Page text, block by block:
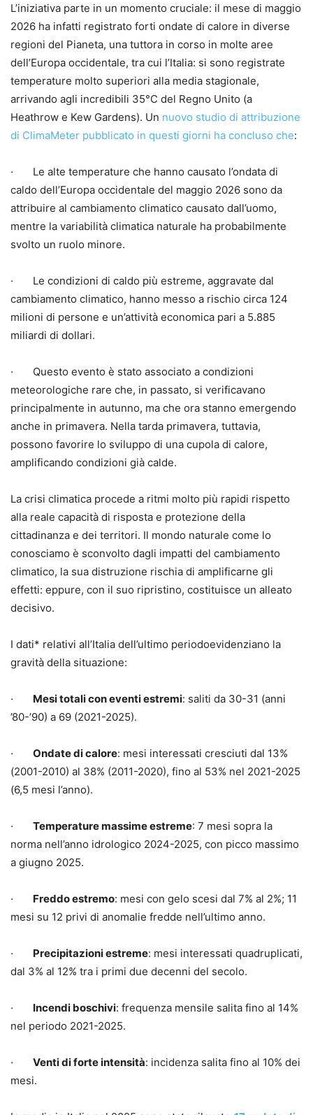
L’iniziativa parte in un momento cruciale: il mese di maggio
2026 ha infatti registrato forti ondate di calore in diverse
regioni del Pianeta, una tuttora in corso in molte aree
dell’Europa occidentale, tra cui l’Italia: si sono registrate
temperature molto superiori alla media stagionale,
arrivando agli incredibili 35°C del Regno Unito (a
Heathrow e Kew Gardens). Un nuovo studio di attribuzione
di ClimaMeter pubblicato in questi giorni ha concluso che:
· Le alte temperature che hanno causato l’ondata di
caldo dell’Europa occidentale del maggio 2026 sono da
attribuire al cambiamento climatico causato dall’uomo,
mentre la variabilità climatica naturale ha probabilmente
svolto un ruolo minore.
· Le condizioni di caldo più estreme, aggravate dal
cambiamento climatico, hanno messo a rischio circa 124
milioni di persone e un’attività economica pari a 5.885
miliardi di dollari.
· Questo evento è stato associato a condizioni
meteorologiche rare che, in passato, si verificavano
principalmente in autunno, ma che ora stanno emergendo
anche in primavera. Nella tarda primavera, tuttavia,
possono favorire lo sviluppo di una cupola di calore,
amplificando condizioni già calde.
La crisi climatica procede a ritmi molto più rapidi rispetto
alla reale capacità di risposta e protezione della
cittadinanza e dei territori. Il mondo naturale come lo
conosciamo è sconvolto dagli impatti del cambiamento
climatico, la sua distruzione rischia di amplificarne gli
effetti: eppure, con il suo ripristino, costituisce un alleato
decisivo.
I dati* relativi all’Italia dell’ultimo periodoevidenziano la
gravità della situazione:
· Mesi totali con eventi estremi: saliti da 30-31 (anni
’80-’90) a 69 (2021-2025).
· Ondate di calore: mesi interessati cresciuti dal 13%
(2001-2010) al 38% (2011-2020), fino al 53% nel 2021-2025
(6,5 mesi l’anno).
· Temperature massime estreme: 7 mesi sopra la
norma nell’anno idrologico 2024-2025, con picco massimo
a giugno 2025.
· Freddo estremo: mesi con gelo scesi dal 7% al 2%; 11
mesi su 12 privi di anomalie fredde nell’ultimo anno.
· Precipitazioni estreme: mesi interessati quadruplicati,
dal 3% al 12% tra i primi due decenni del secolo.
· Incendi boschivi: frequenza mensile salita fino al 14%
nel periodo 2021-2025.
· Venti di forte intensità: incidenza salita fino al 10% dei
mesi.